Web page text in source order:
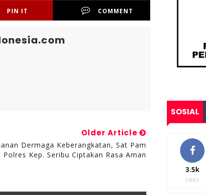
PIN IT COMMENT
Older Article
Dermaga Keberangkatan, Sat Pam
Polres Kep. Seribu Ciptakan Rasa Aman
SOSIAL
3.5k
Likes